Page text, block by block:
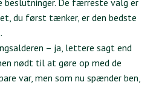
De færreste valg er
du først tænker, er den bedste
– ja, lettere sagt end
nødt til at gøre op med de
var, men som nu spænder ben,